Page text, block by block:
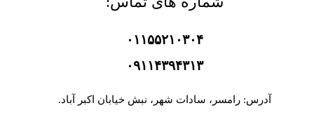
۰۱۱۵۵۲۱۰۳۰۴
۰۹۱۱۴۳۹۴۳۱۳
آدرس: رامسر، سادات شهر، نبش خیابان اکبر آباد.